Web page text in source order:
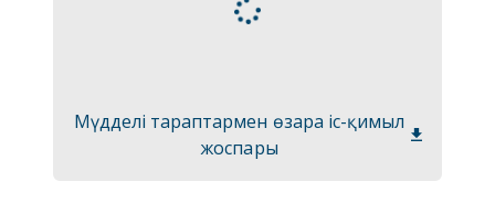
Мүдделі тараптармен өзара іс-қимыл
жоспары